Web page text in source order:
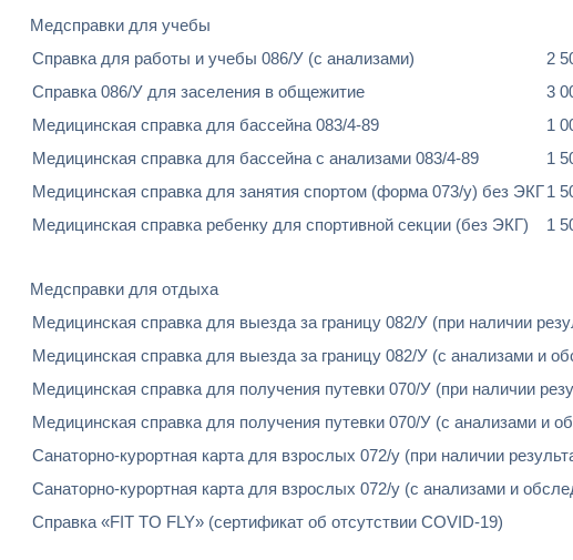
Медсправки для учебы
Справка для работы и учебы 086/У (с анализами)
2
Справка 086/У для заселения в общежитие 3
Медицинская справка для бассейна 083/4-89 1
Медицинская справка для бассейна с анализами 083/4-89 1
Медицинская справка для занятия спортом (форма 073/у) без ЭКГ1
Медицинская справка ребенку для спортивной секции (без ЭКГ) 1
Медсправки для отдыха
Медицинская справка для выезда за границу 082/У (при наличии
Медицинская справка для выезда за границу 082/У (с анализами и
Медицинская справка для получения путевки 070/У (при наличии
Медицинская справка для получения путевки 070/У (с анализами и
Санаторно-курортная карта для взрослых 072/у (при наличии
Санаторно-курортная карта для взрослых 072/у (с анализами и
Справка «FIT TO FLY» (сертификат об отсутствии COVID-19)